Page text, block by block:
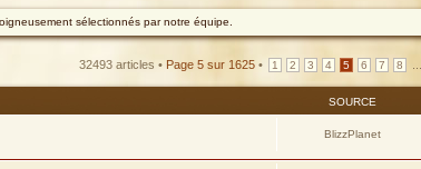
sélectionnés par notre équipe.
32493 articles • Page 5 sur 1625 • 1 2 3 4 5 6 7 8
SOURCE
BlizzPlanet